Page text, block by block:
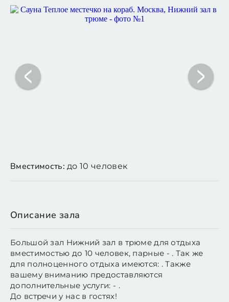
Вместимость: до 10 человек
Описание зала
Большой зал Нижний зал в трюме для отдыха
вместимостью до 10 человек, парные - . Так же
для полноценного отдыха имеются: . Также
вашему вниманию предоставляются
дополнительные услуги: - .
До встречи у нас в гостях!